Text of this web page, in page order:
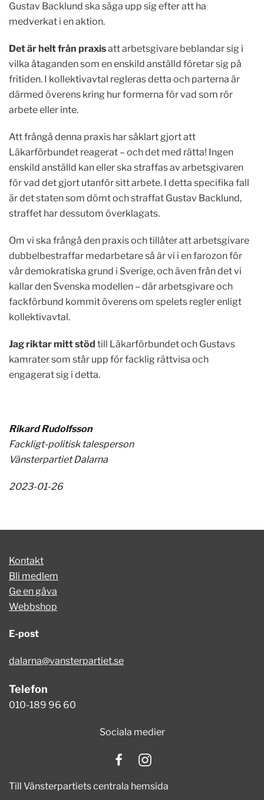
Gustav Backlund ska säga upp sig efter att ha
medverkat i en aktion.
Det är helt från praxisatt arbetsgivare beblandar sig i
vilka åtaganden som en enskild anställd företar sig på
fritiden. I kollektivavtal regleras detta och parterna är
därmed överens kring hur formerna för vad som rör
arbete eller inte.
Att frångå denna praxis har såklart gjort att
Läkarförbundet reagerat – och det med rätta! Ingen
enskild anställd kan eller ska straffas av arbetsgivaren
för vad det gjort utanför sitt arbete. I detta specifika fall
är det staten som dömt och straffat Gustav Backlund,
straffet har dessutom överklagats.
Om vi ska frångå den praxis och tillåter att arbetsgivare
dubbelbestraffar medarbetare så är vi i en farozon för
vår demokratiska grund i Sverige, och även från det vi
kallar den Svenska modellen – där arbetsgivare och
fackförbund kommit överens om spelets regler enligt
kollektivavtal.
Jag riktar mitt stöd till Läkarförbundet och Gustavs
kamrater som står upp för facklig rättvisa och
engagerat sig i detta.
Rikard Rudolfsson
Fackligt-politisk talesperson
Vänsterpartiet Dalarna
2023-01-26
Kontakt
Bli medlem
Ge en gåva
Webbshop
E-post
dalarna@vansterpartiet.se
Telefon
010-189 96 60
Sociala medier
Till Vänsterpartiets centrala hemsida